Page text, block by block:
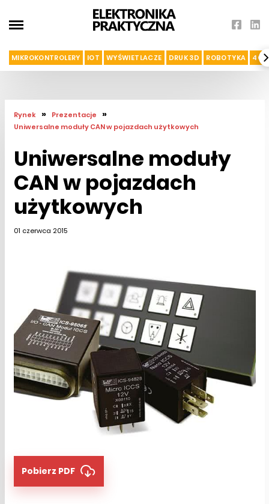
MIKROKONTROLERY IOT WYŚWIETLACZE DRUK 3D ROBOTYKA 4G I
Rynek » Prezentacje »
Uniwersalne moduły CAN w pojazdach użytkowych
Uniwersalne moduły
CAN w pojazdach
użytkowych
01 czerwca 2015
Pobierz PDF